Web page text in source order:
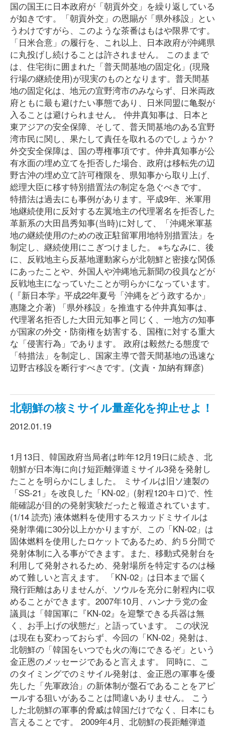
国の国王に日本政府が「朝貢外交」を繰り返している
が如きです。「朝貢外交」の恩賜が「県外移設」とい
うわけですがら、このような茶番はもはや限界です。
「日米合意」の履行を、これ以上、日本政府が沖縄県
に丸投げし続けることは許されません。 このままで
は、住宅街に囲まれた「普天間基地の固定化」(現飛
行場の継続使用)が現実のものとなります。普天間基
地の固定化は、地元の宜野湾市のみならず、日米両政
府ともに最も避けたい事態であり、日米同盟に亀裂が
入ることは避けられません。 仲井真知事は、日本と
東アジアの安全保障、そして、普天間基地のある宜野
湾市民に関し、果たして責任を取れるのでしょうか？
外交安全保障は、国の専権事項です。仲井真知事が公
有水面の埋め立てを拒否した場合、政府は移転先の辺
野古沖の埋め立て許可権限を、県知事から取り上げ、
総理大臣に移す特別措置法の制定を急ぐべきです。
特措法は過去にも事例があります。平成9年、米軍用
地継続使用に反対する左翼地主の代理署名を拒否した
革新系の大田昌秀知事(当時)に対して、「沖縄米軍基
地の継続使用のための改正駐留軍用地特別措置法」を
制定し、継続使用にこぎつけました。 ※ちなみに、後
に、反戦地主ら反基地運動家らが北朝鮮と密接な関係
にあったことや、外国人や沖縄地元新聞の役員などが
反戦地主になっていたことが明らかになっています。
(『新日本学』平成22年夏号「沖縄をどう政するか」
惠隆之介著) 「県外移設」を推進する仲井真知事は、
代理署名拒否した大田元知事と同じく、一地方の知事
が国家の外交・防衛権を妨害する、国権に対する重大
な「侵害行為」であります。 政府は毅然たる態度で
「特措法」を制定し、国家主導で普天間基地の迅速な
辺野古移設を断行すべきです。(文責・加納有輝彦)
北朝鮮の核ミサイル量産化を抑止せよ！
2012.01.19
1月13日、韓国政府当局者は昨年12月19日に続き、北
朝鮮が日本海に向け短距離弾道ミサイル3発を発射し
たことを明らかにしました。 ミサイルは旧ソ連製の
「SS-21」を改良した「KN-02」(射程120キロ)で、性
能確認が目的の発射実験だったと報道されています。
(1/14 読売) 液体燃料を使用するスカッドミサイルは
発射準備に30分以上かかりますが、この「KN-02」は
固体燃料を使用したロケットであるため、約５分間で
発射体制に入る事ができます。また、移動式発射台を
利用して発射されるため、発射場所を特定するのは極
めて難しいと言えます。 「KN-02」は日本まで届く
飛行距離はありませんが、ソウルを充分に射程内に収
めることができます。2007年10月、ハンナラ党の金
議員は「韓国軍に『KN-02』を迎撃できる兵器は無
く、お手上げの状態だ」と語っています。 この状況
は現在も変わっておらず、今回の「KN-02」発射は、
北朝鮮の「韓国をいつでも火の海にできるぞ」という
金正恩のメッセージであると言えます。 同時に、こ
のタイミングでのミサイル発射は、金正恩の軍事を優
先した「先軍政治」の新体制が盤石であることをアピ
ールする狙いがあることは間違いありません。 こう
した北朝鮮の軍事的脅威は韓国だけでなく、日本にも
言えることです。 2009年4月、北朝鮮の長距離弾道